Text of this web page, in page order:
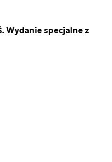
Wydanie specjalne z